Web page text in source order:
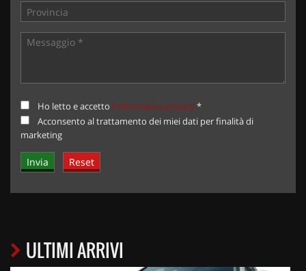
Ho letto e accetto l'informativa privacy*
Acconsento al trattamento dei miei dati per finalità di
marketing
ULTIMI ARRIVI